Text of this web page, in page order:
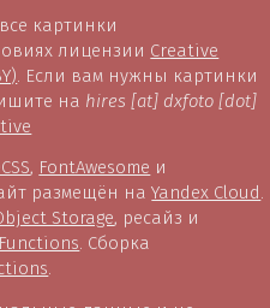
картинки
лицензии Creative
. Если вам нужны картинки
на hires [at] dxfoto [dot]
, FontAwesome и
размещён наYandex Cloud .
Storage, ресайз и
. Сборка
.